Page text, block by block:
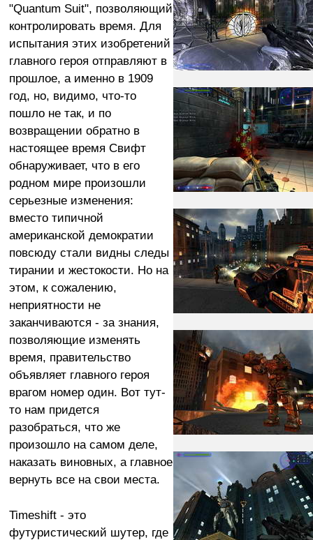
"Quantum Suit", позволяющий
контролировать время. Для
испытания этих изобретений
главного героя отправляют в
прошлое, а именно в 1909
год, но, видимо, что-то
пошло не так, и по
возвращении обратно в
настоящее время Свифт
обнаруживает, что в его
родном мире произошли
серьезные изменения:
вместо типичной
американской демократии
повсюду стали видны следы
тирании и жестокости. Но на
этом, к сожалению,
неприятности не
заканчиваются - за знания,
позволяющие изменять
время, правительство
объявляет главного героя
врагом номер один. Вот тут-
то нам придется
разобраться, что же
произошло на самом деле,
наказать виновных, а главное
вернуть все на свои места.
Timeshift - это
футуристический шутер, где